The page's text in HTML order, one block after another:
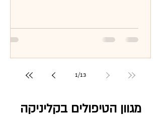
סינתטיים, רק חיבור פשוט בין העור לבין
מה שהטבע מציע.
1/13
מגוון הטיפולים בקליניקה